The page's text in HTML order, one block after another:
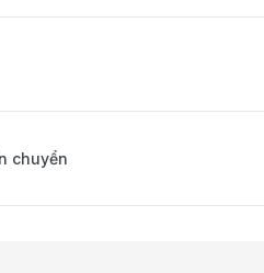
chuyển